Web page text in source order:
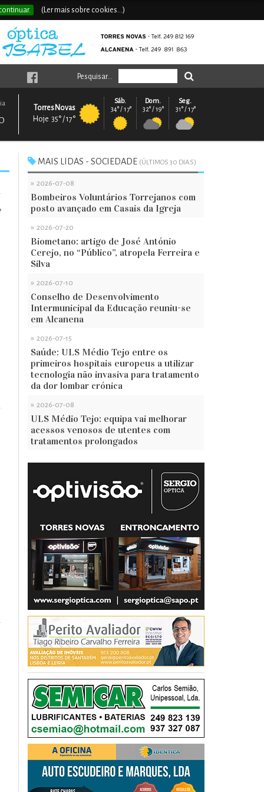
(Ler mais sobre cookies...)
Pesquisar...
Seg.
31° / 17°
Dom.
32° / 19°
Sáb.
34° / 17°
Torres Novas
Hoje 35° / 17°
MAIS LIDAS - SOCIEDADE (ÚLTIMOS 30 DIAS)
» 2026-07-08
Bombeiros Voluntários Torrejanos com
posto avançado em Casais da Igreja
» 2026-07-20
Biometano: artigo de José António
Cerejo, no “Público”, atropela Ferreira e
Silva
» 2026-07-10
Conselho de Desenvolvimento
Intermunicipal da Educação reuniu-se
em Alcanena
» 2026-07-15
Saúde: ULS Médio Tejo entre os
primeiros hospitais europeus a utilizar
tecnologia não invasiva para tratamento
da dor lombar crónica
» 2026-07-08
ULS Médio Tejo: equipa vai melhorar
acessos venosos de utentes com
tratamentos prolongados